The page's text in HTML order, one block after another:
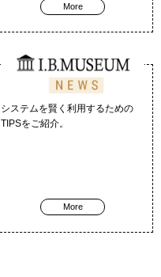
More
システムを賢く利用するための
TIPSをご紹介。
More